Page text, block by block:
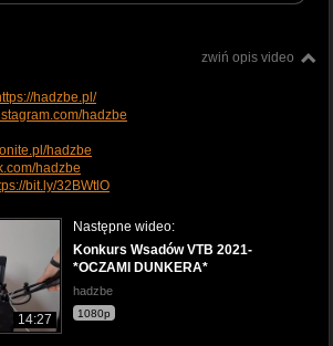
zwiń opis video
hadzbe.pl/
hadzbe
hadzbe
hadzbe
bit.ly/32BWtlO
14:27
Następne wideo:
Konkurs Wsadów VTB 2021-
*OCZAMI DUNKERA*
hadzbe
1080p